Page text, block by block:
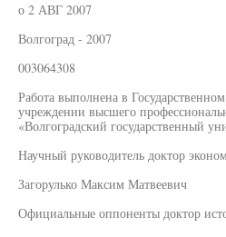
о 2 АВГ 2007
Волгоград - 2007
003064308
Работа выполнена в
учреждении высшего
«Волгоградский государственный
Научный руководитель доктор
Загорулько Максим Матвеевич
Официальные оппоненты доктор